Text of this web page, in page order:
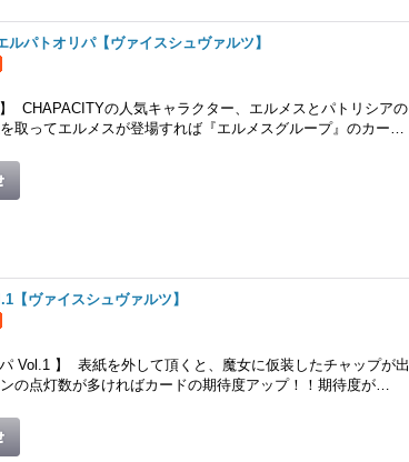
ルパトオリパ【ヴァイスシュヴァルツ】
CHAPACITYの人気キャラクター、エルメスとパトリシアの
取ってエルメスが登場すれば『エルメスグループ』のカー…
【ヴァイスシュヴァルツ】
Vol.1 】 表紙を外して頂くと、魔女に仮装したチャップが出
の点灯数が多ければカードの期待度アップ！！期待度が…